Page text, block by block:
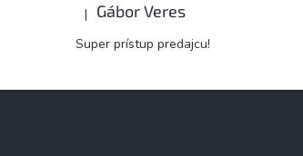
Hodnotenie produktu je 5 z 5 hviezdičiek.
| Gábor Veres
Super prístup predajcu!